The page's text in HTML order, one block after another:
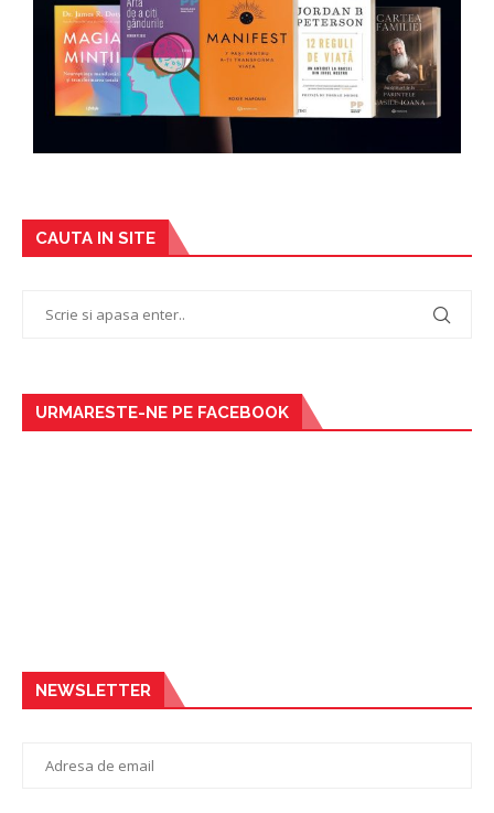
CAUTA IN SITE
URMARESTE-NE PE FACEBOOK
NEWSLETTER